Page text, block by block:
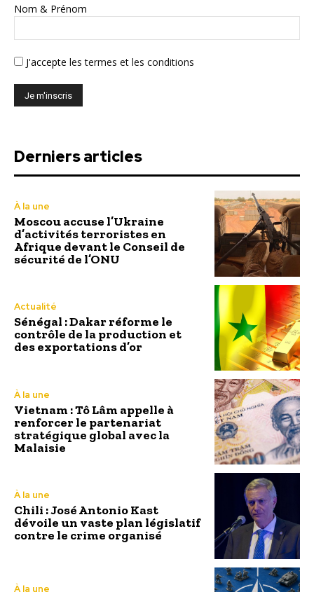
Nom & Prénom
J'accepte les termes et les conditions
Derniers articles
À la une
Moscou accuse l’Ukraine
d’activités terroristes en
Afrique devant le Conseil de
sécurité de l’ONU
Actualité
Sénégal : Dakar réforme le
contrôle de la production et
des exportations d’or
À la une
Vietnam : Tô Lâm appelle à
renforcer le partenariat
stratégique global avec la
Malaisie
À la une
Chili : José Antonio Kast
dévoile un vaste plan législatif
contre le crime organisé
À la une